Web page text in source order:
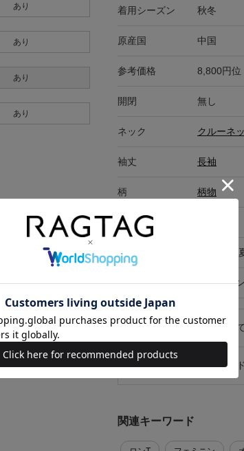
あり
あり
あり
あり
着用シーズン 秋冬
原産国 中国
参考価格 8,800円位
開閉 無し
ネック クルーネ
袖丈 長袖
柄 柄物
ポケット有無
発売時期 2025年春
在庫店舗 オンライ
キャンセル・返品について
お買い物時のご利用ガイ
関連キーワード